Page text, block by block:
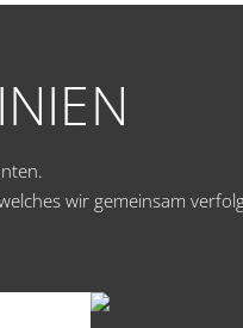
wir gemeinsam